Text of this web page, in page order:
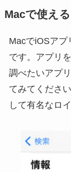
Macで使え
MacでiOSアプ
です。アプリ
調べたいアプ
てみてくださ
して有名なロ